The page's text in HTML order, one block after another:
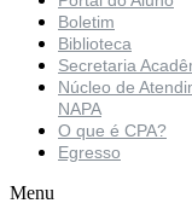
Boletim
Biblioteca
Secretaria
Núcleo de
NAPA
O que é CPA?
Egresso
Menu